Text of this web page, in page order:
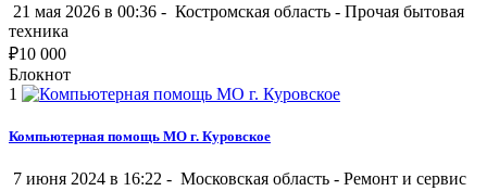
21 мая 2026 в 00:36 - Костромская область - Прочая бытовая
техника
₽10 000
Блокнот
1
Компьютерная помощь МО г. Куровское
7 июня 2024 в 16:22 - Московская область - Ремонт и сервис